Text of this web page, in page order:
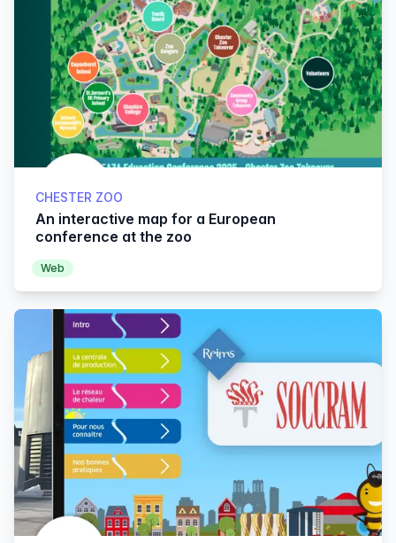
CHESTER ZOO
An interactive map for a European
conference at the zoo
Web